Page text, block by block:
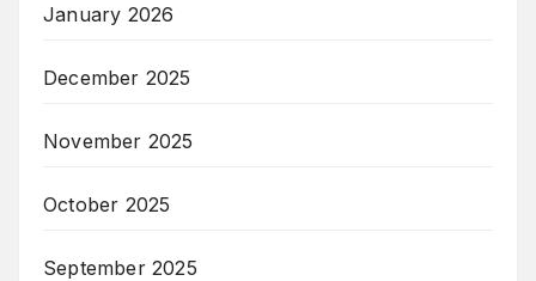
January 2026
December 2025
November 2025
October 2025
September 2025